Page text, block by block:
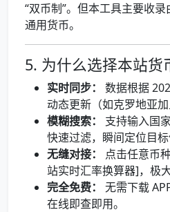
“双币制”。但本工具主要收
通用货币。
5. 为什么选择本站货
实时同步：
数据根据
动态更新（如克罗地亚加
模糊搜索：
支持输入国
快速过滤，瞬间定位目标
无缝对接：
点击任意币
站实时汇率换算器]，极
完全免费：
无需下载
在线即查即用。